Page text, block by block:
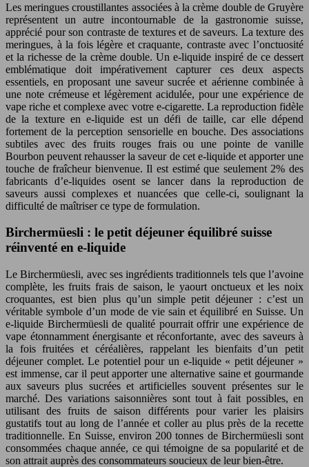
Les meringues croustillantes associées à la crème double de Gruyère
représentent un autre incontournable de la gastronomie suisse,
apprécié pour son contraste de textures et de saveurs. La texture des
meringues, à la fois légère et craquante, contraste avec l’onctuosité
et la richesse de la crème double. Un e-liquide inspiré de ce dessert
emblématique doit impérativement capturer ces deux aspects
essentiels, en proposant une saveur sucrée et aérienne combinée à
une note crémeuse et légèrement acidulée, pour une expérience de
vape riche et complexe avec votre e-cigarette. La reproduction fidèle
de la texture en e-liquide est un défi de taille, car elle dépend
fortement de la perception sensorielle en bouche. Des associations
subtiles avec des fruits rouges frais ou une pointe de vanille
Bourbon peuvent rehausser la saveur de cet e-liquide et apporter une
touche de fraîcheur bienvenue. Il est estimé que seulement 2% des
fabricants d’e-liquides osent se lancer dans la reproduction de
saveurs aussi complexes et nuancées que celle-ci, soulignant la
difficulté de maîtriser ce type de formulation.
Birchermüesli : le petit déjeuner équilibré suisse
réinventé en e-liquide
Le Birchermüesli, avec ses ingrédients traditionnels tels que l’avoine
complète, les fruits frais de saison, le yaourt onctueux et les noix
croquantes, est bien plus qu’un simple petit déjeuner : c’est un
véritable symbole d’un mode de vie sain et équilibré en Suisse. Un
e-liquide Birchermüesli de qualité pourrait offrir une expérience de
vape étonnamment énergisante et réconfortante, avec des saveurs à
la fois fruitées et céréalières, rappelant les bienfaits d’un petit
déjeuner complet. Le potentiel pour un e-liquide « petit déjeuner »
est immense, car il peut apporter une alternative saine et gourmande
aux saveurs plus sucrées et artificielles souvent présentes sur le
marché. Des variations saisonnières sont tout à fait possibles, en
utilisant des fruits de saison différents pour varier les plaisirs
gustatifs tout au long de l’année et coller au plus près de la recette
traditionnelle. En Suisse, environ 200 tonnes de Birchermüesli sont
consommées chaque année, ce qui témoigne de sa popularité et de
son attrait auprès des consommateurs soucieux de leur bien-être.